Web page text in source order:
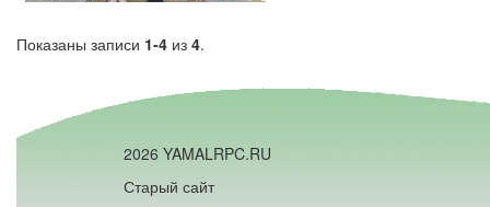
Показаны записи 1-4 из 4.
2026 YAMALRPC.RU
Старый сайт